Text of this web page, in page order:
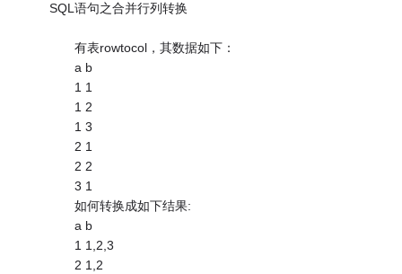
SQL语句之合并行列转换
有表rowtocol，其数据如下：
a b
1 1
1 2
1 3
2 1
2 2
3 1
如何转换成如下结果:
a b
1 1,2,3
2 1,2